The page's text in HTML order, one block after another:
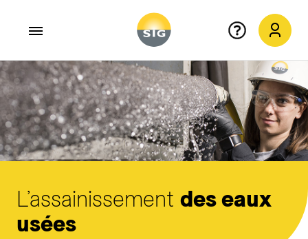
Aller au contenu principal
L’assainissement des eaux
usées